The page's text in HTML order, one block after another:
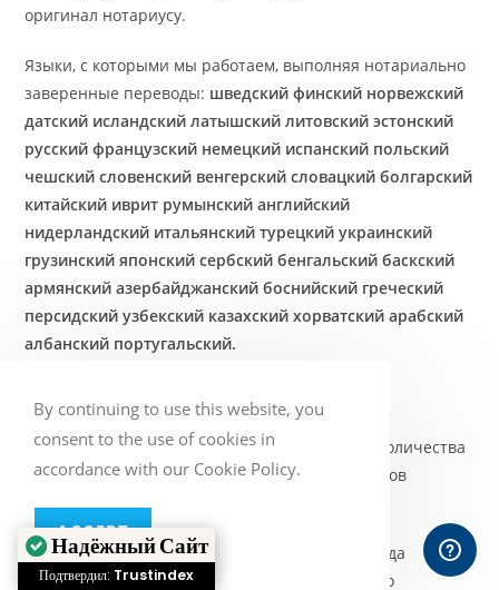
оригинал нотариусу.
Языки, с которыми мы работаем, выполняя нотариально
заверенные переводы: шведский финский норвежский
датский исландский латышский литовский эстонский
русский французский немецкий испанский польский
чешский словенский венгерский словацкий болгарский
китайский иврит румынский английский
нидерландский итальянский турецкий украинский
грузинский японский сербский бенгальский баскский
армянский азербайджанский боснийский греческий
персидский узбекский казахский хорватский арабский
албанский португальский.
Цена заверенного перевода
Стоимость заверенного перевода зависит от количества
слов в документе, языковой пары, а также сроков
выполнения.
В Baltic Media®стоимость заверенного перевода
документа (удостоверенного сотрудником бюро
By continuing to use this website, you
consent to the use of cookies in
accordance with our Cookie Policy.
ACCEPT
Надёжный Сайт
Подтвердил: Trustindex